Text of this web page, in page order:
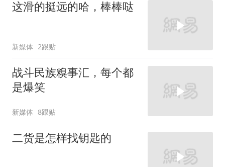
这滑的挺远的哈，棒棒哒
新媒体 2跟贴
战斗民族糗事汇，每个都
是爆笑
新媒体 8跟贴
二货是怎样找钥匙的